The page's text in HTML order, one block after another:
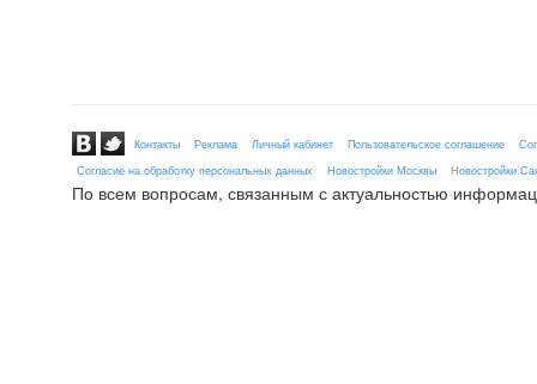
Контакты Реклама Личный кабинет Пользовательское соглашение
Согласие на обработку персональных данных
Новостройки Москвы Новостройки
По всем вопросам, связанным с актуальностью